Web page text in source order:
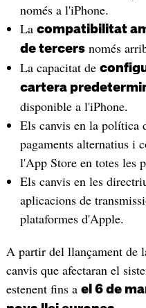
només a l'iPhone.
La compatibilitat
de tercersnomés
La capacitat de
cartera
disponible a l'iPhone.
Els canvis en la política
pagaments alternatius i
l'App Store en totes les
Els canvis en les
aplicacions de
plataformes d'Apple.
A partir del llançament de
canvis que afectaran el
estenent fins a el 6 de